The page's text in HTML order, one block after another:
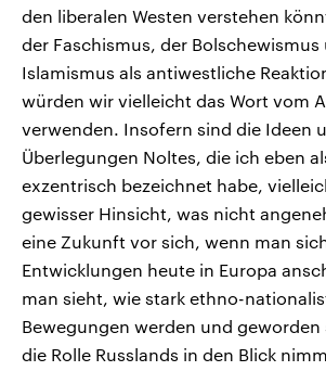
den liberalen Westen verstehen
der Faschismus, der Bolschewismus
Islamismus als antiwestliche
würden wir vielleicht das Wort vom
verwenden. Insofern sind die Ideen
Überlegungen Noltes, die ich eben
exzentrisch bezeichnet habe,
gewisser Hinsicht, was nicht
eine Zukunft vor sich, wenn man
Entwicklungen heute in Europa
man sieht, wie stark ethno-
Bewegungen werden und
die Rolle Russlands in den Blick